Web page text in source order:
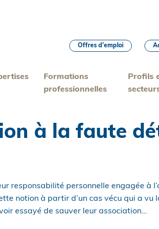
Formations
professionnelles
Profils
Offres d’emploi
à la faute
responsabilité personnelle engagée à
notion à partir d’un cas vécu qui a vu
essayé de sauver leur association…